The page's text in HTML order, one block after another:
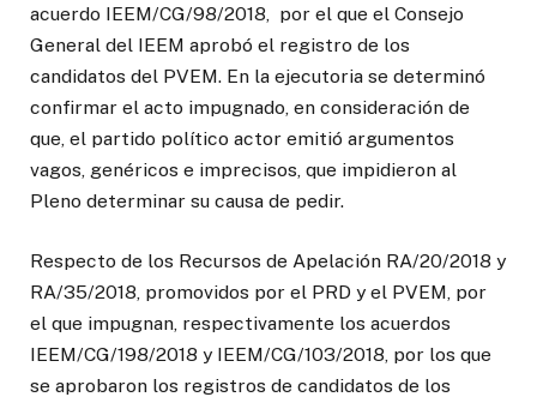
acuerdo IEEM/CG/98/2018, por el que el Consejo
General del IEEM aprobó el registro de los
candidatos del PVEM. En la ejecutoria se determinó
confirmar el acto impugnado, en consideración de
que, el partido político actor emitió argumentos
vagos, genéricos e imprecisos, que impidieron al
Pleno determinar su causa de pedir.
Respecto de los Recursos de Apelación RA/20/2018 y
RA/35/2018, promovidos por el PRD y el PVEM, por
el que impugnan, respectivamente los acuerdos
IEEM/CG/198/2018 y IEEM/CG/103/2018, por los que
se aprobaron los registros de candidatos de los